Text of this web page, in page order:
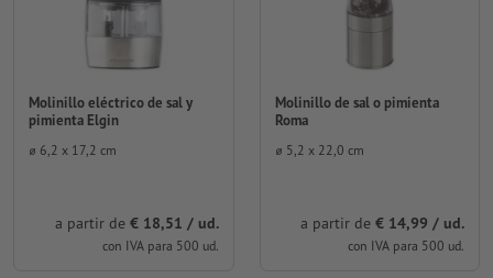
Molinillo eléctrico de sal y
pimienta Elgin
⌀ 6,2 x 17,2 cm
a partir de € 18,51 / ud.
con IVA para 500 ud.
Molinillo de sal o pimienta
Roma
⌀ 5,2 x 22,0 cm
a partir de € 14,99 / ud.
con IVA para 500 ud.